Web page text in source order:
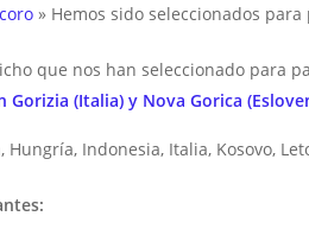
» Hemos sido seleccionados
que nos han seleccionado para
Gorizia (Italia) y Nova Gorica
Hungría, Indonesia, Italia, Kosovo,